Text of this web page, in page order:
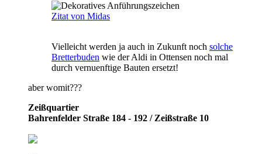
Zitat von Midas
Vielleicht werden ja auch in Zukunft noch solche
Bretterbuden wie der Aldi in Ottensen noch mal
durch vernuenftige Bauten ersetzt!
aber womit???
Zeißquartier
Bahrenfelder Straße 184 - 192 / Zeißstraße 10